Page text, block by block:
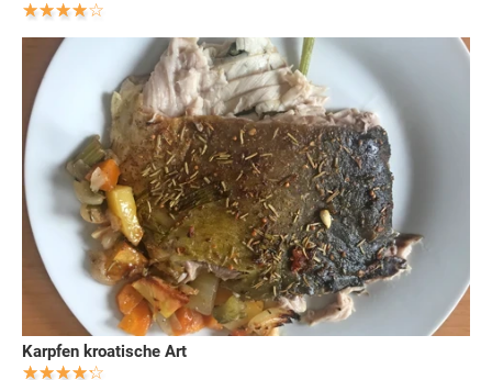
Karpfen kroatische Art